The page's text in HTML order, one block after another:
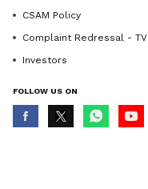
CSAM Policy
Complaint Redressal - TV
Investors
FOLLOW US ON